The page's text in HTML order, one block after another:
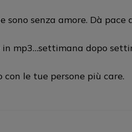
sono senza amore. Dà
mp3…settimana dopo
le tue persone più care.